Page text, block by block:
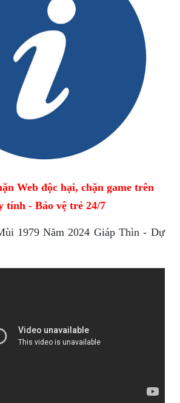
Web độc hại, chặn game trên
tính - Bảo vệ trẻ 24/7
1979 Năm 2024 Giáp Thìn - Dự